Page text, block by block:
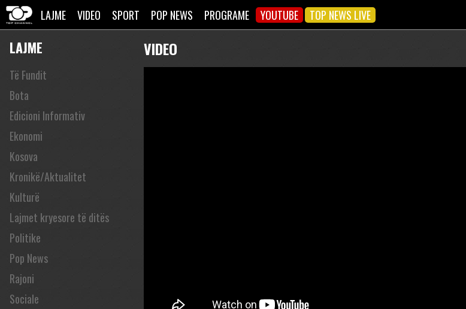
LAJME VIDEO SPORT POP NEWS PROGRAME YOUTUBE TOP NEWS LIVE
LAJME
Të Fundit
Bota
Edicioni Informativ
Ekonomi
Kosova
Kronikë/Aktualitet
Kulturë
Lajmet kryesore të ditës
Politike
Pop News
Rajoni
Sociale
VIDEO